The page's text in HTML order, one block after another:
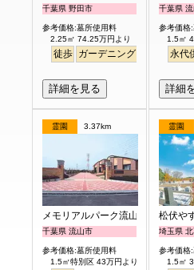
千葉県 野田市
参考価格:墓所使用料
2.25㎡ 74.25万円より
徒歩 ガーデニング
詳細を見る
千葉県
参考価格
1.5㎡
永代
詳細
霊園 3.37km
メモリアルパーク流山聖地
千葉県 流山市
参考価格:墓所使用料
1.5㎡特別区 43万円より
霊園
松伏や
埼玉県 北
参考価格
1.5㎡